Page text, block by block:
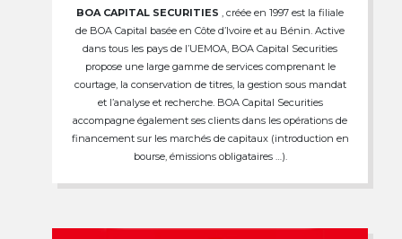
BOA CAPITAL SECURITIES , créée en 1997 est la filiale
de BOA Capital basée en Côte d’Ivoire et au Bénin. Active
dans tous les pays de l’UEMOA, BOA Capital Securities
propose une large gamme de services comprenant le
courtage, la conservation de titres, la gestion sous mandat
et l’analyse et recherche. BOA Capital Securities
accompagne également ses clients dans les opérations de
financement sur les marchés de capitaux (introduction en
bourse, émissions obligataires …).